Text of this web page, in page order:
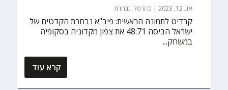
אוג 12, 2023 | כדורסל, נבחרת
קרדיט לתמונה הראשית: פיב"א נבחרת הקדטים של
ישראל הביסה 48:71 את צפון מקדוניה בסקופיה
במשחק...
קרא עוד